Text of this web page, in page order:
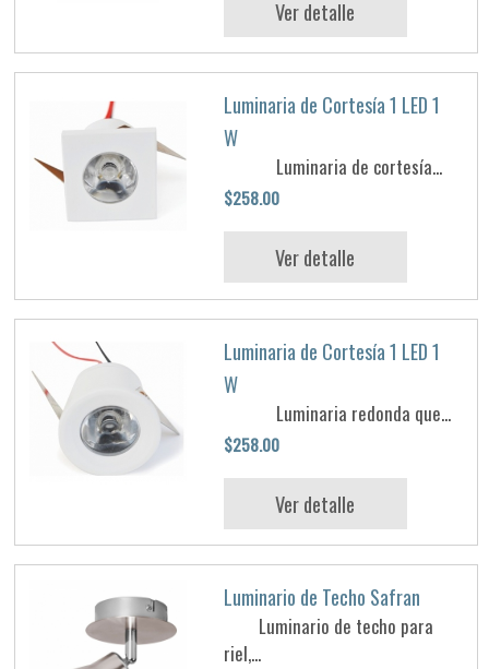
Ver detalle
Luminaria de Cortesía 1 LED 1
W
Luminaria de cortesía...
$258.00
Ver detalle
Luminaria de Cortesía 1 LED 1
W
Luminaria redonda que...
$258.00
Ver detalle
Luminario de Techo Safran
Luminario de techo para
riel,...